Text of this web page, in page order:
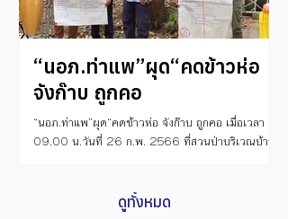
“นอภ.ท่าแพ”ผุด“คดข้าวห่อ
จังก๊าบ ถูกคอ
“นอภ.ท่าแพ”ผุด“คดข้าวห่อ จังก๊าบ ถูกคอ เมื่อเวลา
09.00 น.วันที่ 26 ก.พ. 2566 ที่สวนป่าบริเวณบ้าน
ดูทั้งหมด